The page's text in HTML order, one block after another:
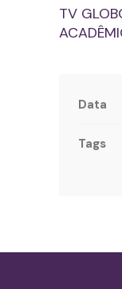
TV
Data
Tags